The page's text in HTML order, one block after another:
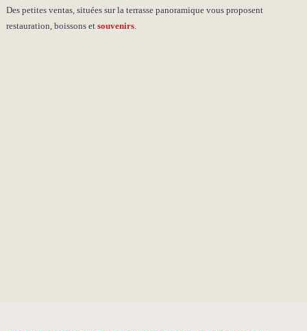
Des petites ventas, situées sur la terrasse panoramique vous proposent
restauration, boissons et souvenirs.